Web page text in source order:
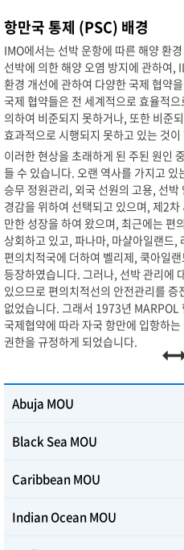
항만국 통제 (PSC) 배경
IMO에서는 선박 운항에 따른 해양 환
선박에 의한 해양 오염 방지에 관하여,
환경 개선에 관하여 다양한 국제 협약
국제 협약들은 전 세계적으로 효율적
의하여 비준되지 못하거나, 또한 비준
효과적으로 시행되지 못하고 있는 것
이러한 현상을 초래하게 된 주된 원인
들 수 있습니다. 오랜 역사를 가지고
승무 정원관리, 외국 선원의 고용, 선
경감을 위하여 선택되고 있으며, 제2
만한 성장을 하여 왔으며, 최근에는 편
상회하고 있고, 파나마, 마샬아일랜드,
편의치적국에 더하여 벨리제, 쿡아일
등장하였습니다. 그러나, 선박 관리에
있으므로 편의치적선의 안전관리를
없었습니다. 그래서 1973년
국제협약에 따라 자국 항만에 입항하
권한을 규정하게 되었습니다.
Abuja MOU
Black Sea MOU
Caribbean MOU
Indian Ocean MOU